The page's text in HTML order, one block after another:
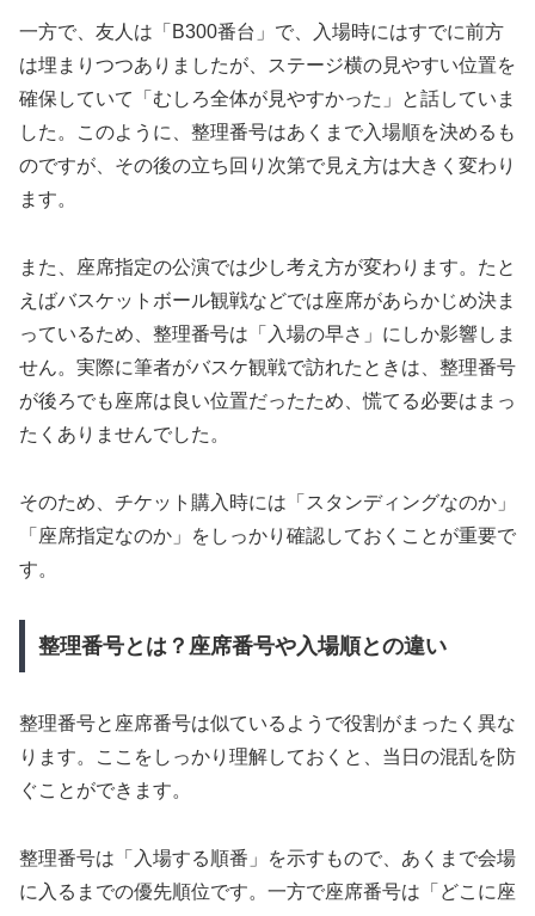
一方で、友人は「B300番台」で、入場時にはすでに前方
は埋まりつつありましたが、ステージ横の見やすい位置を
確保していて「むしろ全体が見やすかった」と話していま
した。このように、整理番号はあくまで入場順を決めるも
のですが、その後の立ち回り次第で見え方は大きく変わり
ます。
また、座席指定の公演では少し考え方が変わります。たと
えばバスケットボール観戦などでは座席があらかじめ決ま
っているため、整理番号は「入場の早さ」にしか影響しま
せん。実際に筆者がバスケ観戦で訪れたときは、整理番号
が後ろでも座席は良い位置だったため、慌てる必要はまっ
たくありませんでした。
そのため、チケット購入時には「スタンディングなのか」
「座席指定なのか」をしっかり確認しておくことが重要で
す。
整理番号とは？座席番号や入場順との違い
整理番号と座席番号は似ているようで役割がまったく異な
ります。ここをしっかり理解しておくと、当日の混乱を防
ぐことができます。
整理番号は「入場する順番」を示すもので、あくまで会場
に入るまでの優先順位です。一方で座席番号は「どこに座